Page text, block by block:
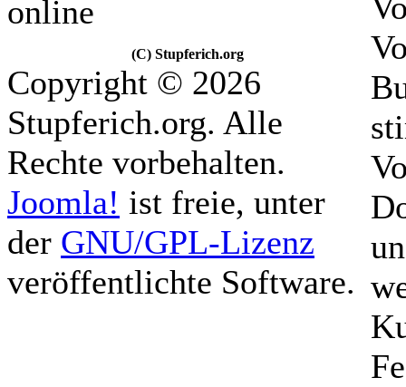
online
(C) Stupferich.org
Copyright © 2026
Stupferich.org. Alle
Rechte vorbehalten.
Joomla! ist freie, unter
der GNU/GPL-Lizenz
veröffentlichte Software.